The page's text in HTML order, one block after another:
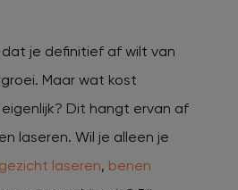
je definitief af wilt van
Maar wat kost
Dit hangt ervan af
laseren. Wil je alleen je
gezicht laseren, benen